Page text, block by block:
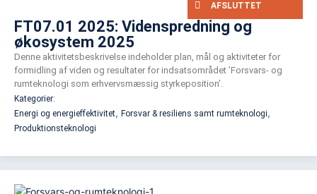
AFSLUTTET
FT07.01 2025: Videnspredning og
økosystem 2025
Denne aktivitetsbeskrivelse indeholder plan, mål og aktiviteter for
formidling af viden og resultater for indsatsområdet ’Forsvars- og
rumteknologi som erhvervsmæssig styrkeposition’.
Kategorier:
Energi og energieffektivitet, Forsvar & resiliens samt rumteknologi,
Produktionsteknologi